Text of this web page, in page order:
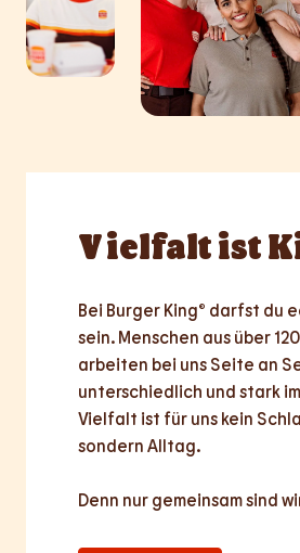
Vielfaltist
Bei Burger King® darfst du
sein. Menschen aus über
arbeiten bei uns Seite an
unterschiedlich und stark
Vielfalt ist für uns kein
sondern Alltag.
Denn nur gemeinsamsind